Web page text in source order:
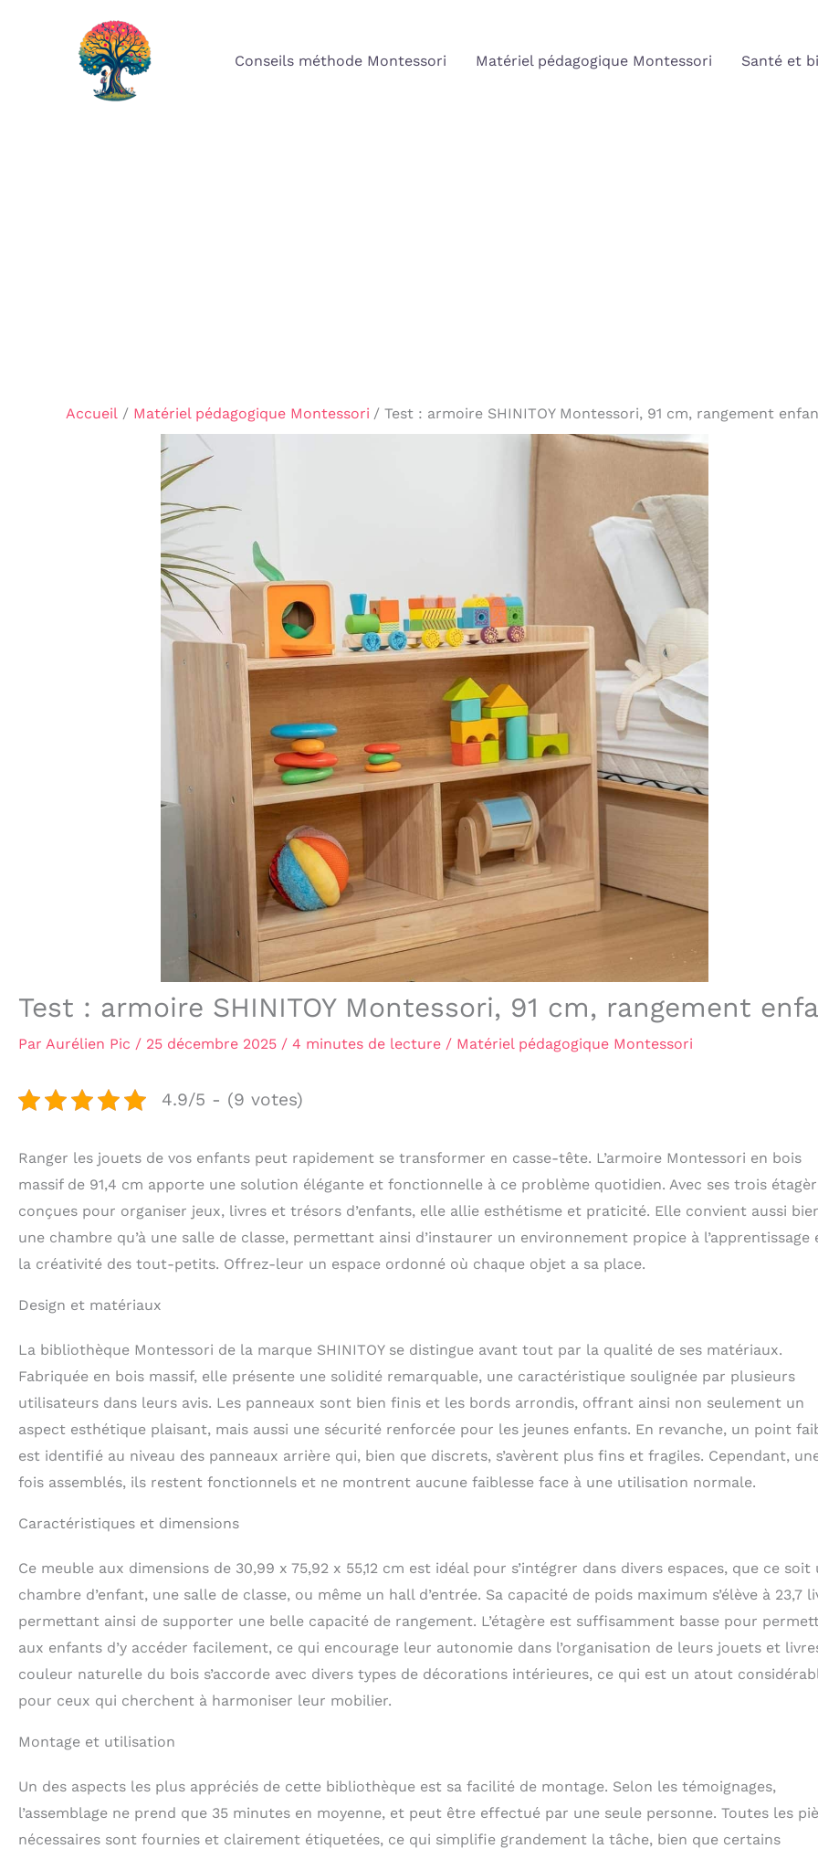
Conseils méthode Montessori Matériel pédagogique Montessori Santé et
Accueil Matériel pédagogique Montessori Test : armoire SHINITOY Montessori, 91 cm, rangement
Test : armoire SHINITOY Montessori, 91 cm, rangement
Par Aurélien Pic / 25 décembre 2025 / 4 minutes de lecture / Matériel pédagogique Montessori
4.9/5 - (9 votes)
Ranger les jouets de vos enfants peut rapidement se transformer en casse-tête. L’armoire Montessori en bois
massif de 91,4 cm apporte une solution élégante et fonctionnelle à ce problème quotidien. Avec ses trois
conçues pour organiser jeux, livres et trésors d’enfants, elle allie esthétisme et praticité. Elle convient aussi
une chambre qu’à une salle de classe, permettant ainsi d’instaurer un environnement propice à l’apprentissage
la créativité des tout-petits. Offrez-leur un espace ordonné où chaque objet a sa place.
Design et matériaux
La bibliothèque Montessori de la marque SHINITOY se distingue avant tout par la qualité de ses matériaux.
Fabriquée en bois massif, elle présente une solidité remarquable, une caractéristique soulignée par plusieurs
utilisateurs dans leurs avis. Les panneaux sont bien finis et les bords arrondis, offrant ainsi non seulement un
aspect esthétique plaisant, mais aussi une sécurité renforcée pour les jeunes enfants. En revanche, un point
est identifié au niveau des panneaux arrière qui, bien que discrets, s’avèrent plus fins et fragiles. Cependant,
fois assemblés, ils restent fonctionnels et ne montrent aucune faiblesse face à une utilisation normale.
Caractéristiques et dimensions
Ce meuble aux dimensions de 30,99 x 75,92 x 55,12 cm est idéal pour s’intégrer dans divers espaces, que ce soit
chambre d’enfant, une salle de classe, ou même un hall d’entrée. Sa capacité de poids maximum s’élève à 23,7
permettant ainsi de supporter une belle capacité de rangement. L’étagère est suffisamment basse pour
aux enfants d’y accéder facilement, ce qui encourage leur autonomie dans l’organisation de leurs jouets et
couleur naturelle du bois s’accorde avec divers types de décorations intérieures, ce qui est un atout
pour ceux qui cherchent à harmoniser leur mobilier.
Montage et utilisation
Un des aspects les plus appréciés de cette bibliothèque est sa facilité de montage. Selon les témoignages,
l’assemblage ne prend que 35 minutes en moyenne, et peut être effectué par une seule personne. Toutes les
nécessaires sont fournies et clairement étiquetées, ce qui simplifie grandement la tâche, bien que certains